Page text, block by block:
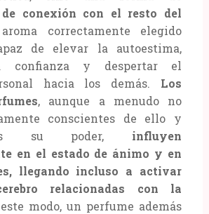
conexión con el resto del
correctamente elegido
de elevar la autoestima,
confianza y despertar el
hacia los demás.
Los
, aunque a menudo no
conscientes de ello y
su poder, influyen
en el estado de ánimo y en
llegando incluso a activar
relacionadas con la
modo, un perfume además